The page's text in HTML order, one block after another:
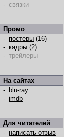
- связки
Промо
- постеры (16)
- кадры (2)
- трейлеры
На сайтах
- blu-ray
- imdb
Для читателей
- написать отзыв